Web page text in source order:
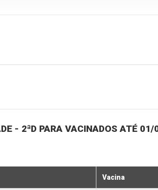
- 2ªD PARA VACINADOS ATÉ
Vacina